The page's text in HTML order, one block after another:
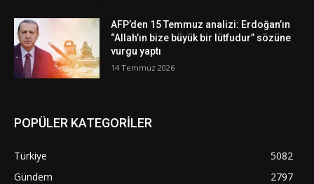
AFP’den 15 Temmuz analizi: Erdoğan’ın
“Allah’ın bize büyük bir lütfudur” sözüne
vurgu yaptı
14 Temmuz 2026
POPÜLER KATEGORİLER
Türkiye
5082
Gündem
2797